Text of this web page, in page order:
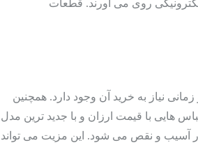
روی می آورند. قطعات
نیاز به خرید آن وجود دارد. همچنین
هایی با قیمت ارزان و با جدید ترین مدل
آسیب و نقص می شود. این مزیت می تواند